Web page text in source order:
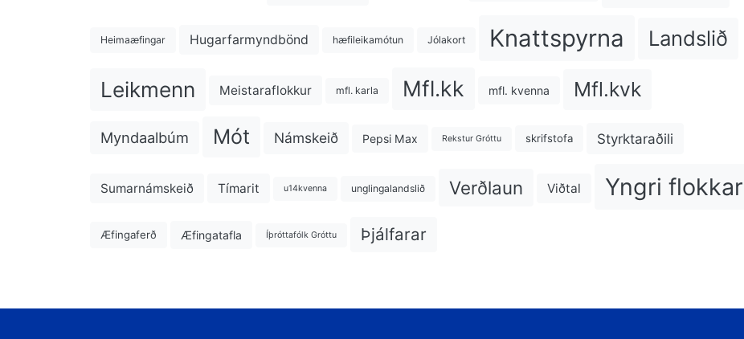
Heimaæfingar Hugarfarmyndbönd hæfileikamótun Jólakort Knattspyrna Landslið
Leikmenn Meistaraflokkur mfl. karla Mfl.kk mfl. kvenna Mfl.kvk
Myndaalbúm Mót Námskeið Pepsi Max Rekstur Gróttu skrifstofa Styrktaraðili
Sumarnámskeið Tímarit u14kvenna unglingalandslið Verðlaun Viðtal Yngri flokkar
Æfingaferð Æfingatafla Íþróttafólk Gróttu Þjálfarar